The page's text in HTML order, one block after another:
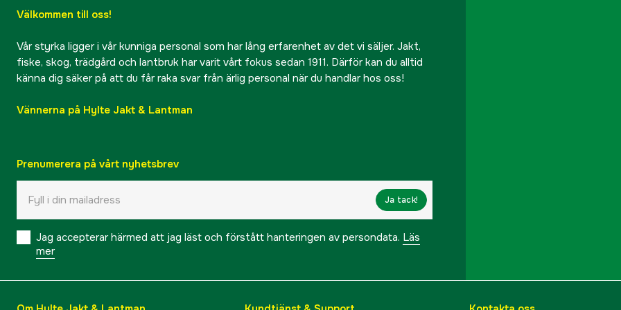
Välkommen till oss!
Vår styrka ligger i vår kunniga personal som har lång erfarenhet av det vi säljer. Jakt,
fiske, skog, trädgård och lantbruk har varit vårt fokus sedan 1911. Därför kan du alltid
känna dig säker på att du får raka svar från ärlig personal när du handlar hos oss!
Vännerna på Hylte Jakt & Lantman
Prenumerera på vårt nyhetsbrev
Ja tack!
Jag accepterar härmed att jag läst och förstått hanteringen av persondata. Läs
mer